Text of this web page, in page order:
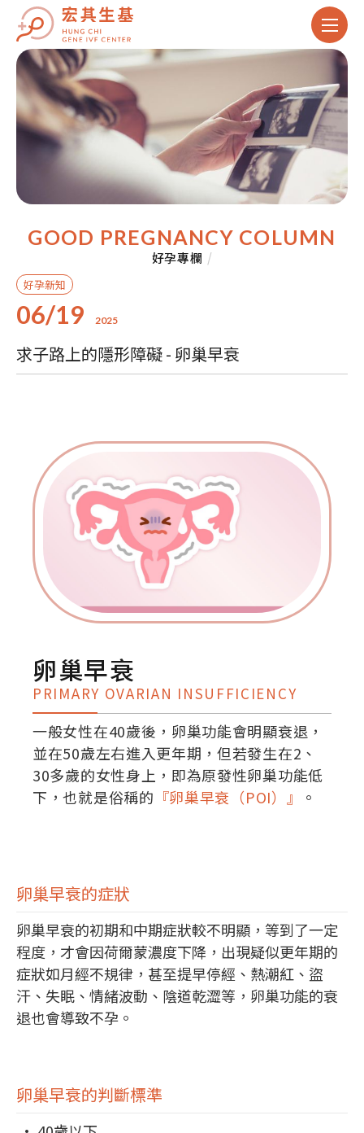
GOOD PREGNANCY COLUMN
好孕專欄 /
好孕新知
06/19 2025
求子路上的隱形障礙 - 卵巢早衰
卵巢早衰
PRIMARY OVARIAN INSUFFICIENCY
一般女性在40歲後，卵巢功能會明顯衰退，
並在50歲左右進入更年期，但若發生在2、
30多歲的女性身上，即為原發性卵巢功能低
下，也就是俗稱的 『卵巢早衰（POI）』 。
卵巢早衰的症狀
卵巢早衰的初期和中期症狀較不明顯，等到了一定
程度，才會因荷爾蒙濃度下降，出現疑似更年期的
症狀如月經不規律，甚至提早停經、熱潮紅、盜
汗、失眠、情緒波動、陰道乾澀等，卵巢功能的衰
退也會導致不孕。
卵巢早衰的判斷標準